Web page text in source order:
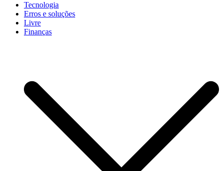
Tecnologia
Erros e soluções
Livre
Finanças